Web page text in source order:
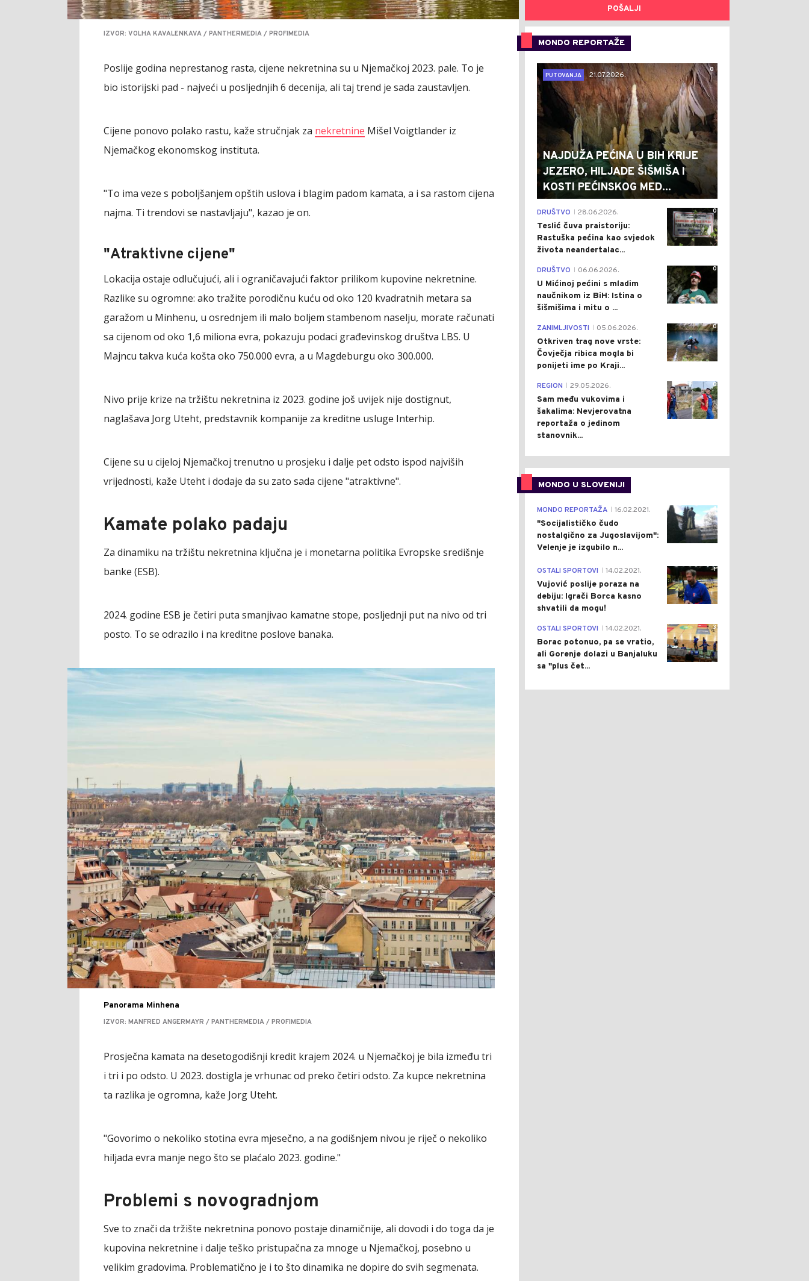
IZVOR: VOLHA KAVALENKAVA / PANTHERMEDIA / PROFIMEDIA
Poslije godina neprestanog rasta, cijene nekretnina su u Njemačkoj 2023. pale. To je
bio istorijski pad - najveći u posljednjih 6 decenija, ali taj trend je sada zaustavljen.
Cijene ponovo polako rastu, kaže stručnjak za nekretnine Mišel Voigtlander iz
Njemačkog ekonomskog instituta.
"To ima veze s poboljšanjem opštih uslova i blagim padom kamata, a i sa rastom cijena
najma. Ti trendovi se nastavljaju", kazao je on.
"Atraktivne cijene"
Lokacija ostaje odlučujući, ali i ograničavajući faktor prilikom kupovine nekretnine.
Razlike su ogromne: ako tražite porodičnu kuću od oko 120 kvadratnih metara sa
garažom u Minhenu, u osrednjem ili malo boljem stambenom naselju, morate računati
sa cijenom od oko 1,6 miliona evra, pokazuju podaci građevinskog društva LBS. U
Majncu takva kuća košta oko 750.000 evra, a u Magdeburgu oko 300.000.
Nivo prije krize na tržištu nekretnina iz 2023. godine još uvijek nije dostignut,
naglašava Jorg Uteht, predstavnik kompanije za kreditne usluge Interhip.
Cijene su u cijeloj Njemačkoj trenutno u prosjeku i dalje pet odsto ispod najviših
vrijednosti, kaže Uteht i dodaje da su zato sada cijene "atraktivne".
Kamate polako padaju
Za dinamiku na tržištu nekretnina ključna je i monetarna politika Evropske središnje
banke (ESB).
2024. godine ESB je četiri puta smanjivao kamatne stope, posljednji put na nivo od tri
posto. To se odrazilo i na kreditne poslove banaka.
Panorama Minhena
IZVOR: MANFRED ANGERMAYR / PANTHERMEDIA / PROFIMEDIA
Prosječna kamata na desetogodišnji kredit krajem 2024. u Njemačkoj je bila između tri
i tri i po odsto. U 2023. dostigla je vrhunac od preko četiri odsto. Za kupce nekretnina
ta razlika je ogromna, kaže Jorg Uteht.
"Govorimo o nekoliko stotina evra mjesečno, a na godišnjem nivou je riječ o nekoliko
hiljada evra manje nego što se plaćalo 2023. godine."
Problemi s novogradnjom
Sve to znači da tržište nekretnina ponovo postaje dinamičnije, ali dovodi i do toga da je
kupovina nekretnine i dalje teško pristupačna za mnoge u Njemačkoj, posebno u
velikim gradovima. Problematično je i to što dinamika ne dopire do svih segmenata.
POŠALJI
MONDO REPORTAŽE
0
PUTOVANJA
21.07.2026.
NAJDUŽA PEĆINA U BIH KRIJE
JEZERO, HILJADE ŠIŠMIŠA I
KOSTI PEĆINSKOG MED...
0
DRUŠTVO 28.06.2026.
Teslić čuva praistoriju:
Rastuška pećina kao svjedok
života neandertalac...
0
DRUŠTVO 06.06.2026.
U Mićinoj pećini s mladim
naučnikom iz BiH: Istina o
šišmišima i mitu o ...
0
ZANIMLJIVOSTI 05.06.2026.
Otkriven trag nove vrste:
Čovječja ribica mogla bi
ponijeti ime po Kraji...
0
REGION 29.05.2026.
Sam među vukovima i
šakalima: Nevjerovatna
reportaža o jedinom
stanovnik...
MONDO U SLOVENIJI
4
MONDO REPORTAŽA 16.02.2021.
"Socijalističko čudo
nostalgično za Jugoslavijom":
Velenje je izgubilo n...
1
OSTALI SPORTOVI 14.02.2021.
Vujović poslije poraza na
debiju: Igrači Borca kasno
shvatili da mogu!
3
OSTALI SPORTOVI 14.02.2021.
Borac potonuo, pa se vratio,
ali Gorenje dolazi u Banjaluku
sa "plus čet...